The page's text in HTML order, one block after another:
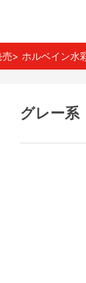
売> ホルベイン
グレー系